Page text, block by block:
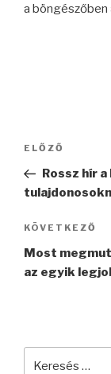
a böngészőben
Bejegyzés
Korábbi
bejegyzés
ELŐZŐ
Rossz hír
Következő
bejegyzés
KÖVETKEZŐ
Most
az egyik